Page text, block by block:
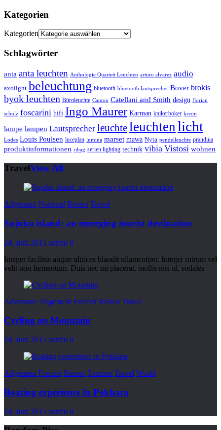
Kategorien
Kategorien
Schlagwörter
anta anta leuchten Anthologie Quartett Leuchten arturo alvarez audio
axolight beleuchtung bluetooth bluetooth lautsprecher Bover brokis
byok leuchten Büroleuchte Canton Catellani and Smith design florian
schulz foscarini hifi Ingo Maurer Karman knikerboker kreon
lampe lampen Lautsprecher leuchteleuchten licht
Lodes Louis Poulsen luceplan lumina marset mawa Nyta pendelleuchte prandina
produktinformationen ribag serien lighting technik vibia Vistosi wohnen
TravelView All
Allgemein National Reisen Travel
Sujuku island: an emerging tourist destination
24. Juni 2015 admin 0
Integer facilisis augue ultrices blandit ullamcorper. Integer rutrum vel
velit non fermentum. Duis nec mi placerat, mollis nisi id, sodales
Adventure Allgemein Freizeit Reisen Travel
Cycling on Mountain
24. Juni 2015 admin 0
Allgemein Freizeit Reisen Tourism Travel World
Boating experience in Pokhara
24. Juni 2015 admin 0